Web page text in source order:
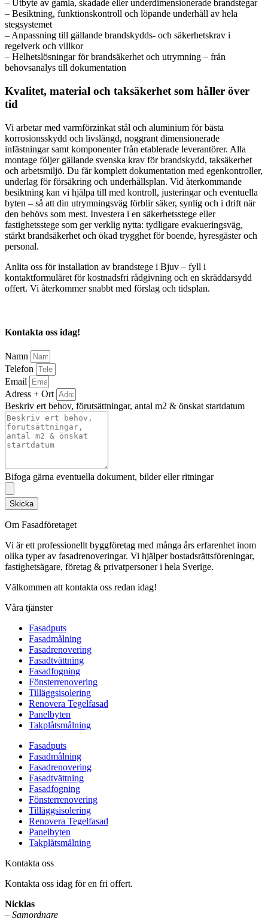
– Utbyte av gamla, skadade eller underdimensionerade brandstegar
– Besiktning, funktionskontroll och löpande underhåll av hela
stegsystemet
– Anpassning till gällande brandskydds- och säkerhetskrav i
regelverk och villkor
– Helhetslösningar för brandsäkerhet och utrymning – från
behovsanalys till dokumentation
Kvalitet, material och taksäkerhet som håller över
tid
Vi arbetar med varmförzinkat stål och aluminium för bästa
korrosionsskydd och livslängd, noggrant dimensionerade
infästningar samt komponenter från etablerade leverantörer. Alla
montage följer gällande svenska krav för brandskydd, taksäkerhet
och arbetsmiljö. Du får komplett dokumentation med egenkontroller,
underlag för försäkring och underhållsplan. Vid återkommande
besiktning kan vi hjälpa till med kontroll, justeringar och eventuella
byten – så att din utrymningsväg förblir säker, synlig och i drift när
den behövs som mest. Investera i en säkerhetsstege eller
fastighetsstege som ger verklig nytta: tydligare evakueringsväg,
stärkt brandsäkerhet och ökad trygghet för boende, hyresgäster och
personal.
Anlita oss för installation av brandstege i Bjuv – fyll i
kontaktformuläret för kostnadsfri rådgivning och en skräddarsydd
offert. Vi återkommer snabbt med förslag och tidsplan.
Kontakta oss idag!
Namn
Telefon
Email
Adress + Ort
Beskriv ert behov, förutsättningar, antal m2 & önskat startdatum
Bifoga gärna eventuella dokument, bilder eller ritningar
Skicka
Om Fasadföretaget
Vi är ett professionellt byggföretag med många års erfarenhet inom
olika typer av fasadrenoveringar. Vi hjälper bostadsrättsföreningar,
fastighetsägare, företag & privatpersoner i hela Sverige.
Välkommen att kontakta oss redan idag!
Våra tjänster
Fasadputs
Fasadmålning
Fasadrenovering
Fasadtvättning
Fasadfogning
Fönsterrenovering
Tilläggsisolering
Renovera Tegelfasad
Panelbyten
Takplåtsmålning
Fasadputs
Fasadmålning
Fasadrenovering
Fasadtvättning
Fasadfogning
Fönsterrenovering
Tilläggsisolering
Renovera Tegelfasad
Panelbyten
Takplåtsmålning
Kontakta oss
Kontakta oss idag för en fri offert.
Nicklas
– Samordnare